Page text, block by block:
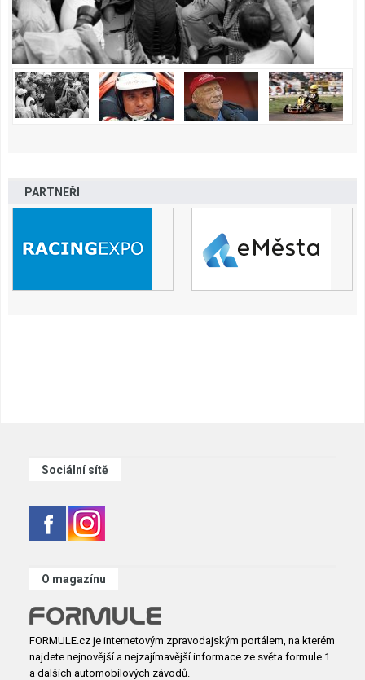
PARTNEŘI
Sociální sítě
O magazínu
FORMULE.cz je internetovým zpravodajským portálem, na kterém
najdete nejnovější a nejzajímavější informace ze světa formule 1
a dalších automobilových závodů.